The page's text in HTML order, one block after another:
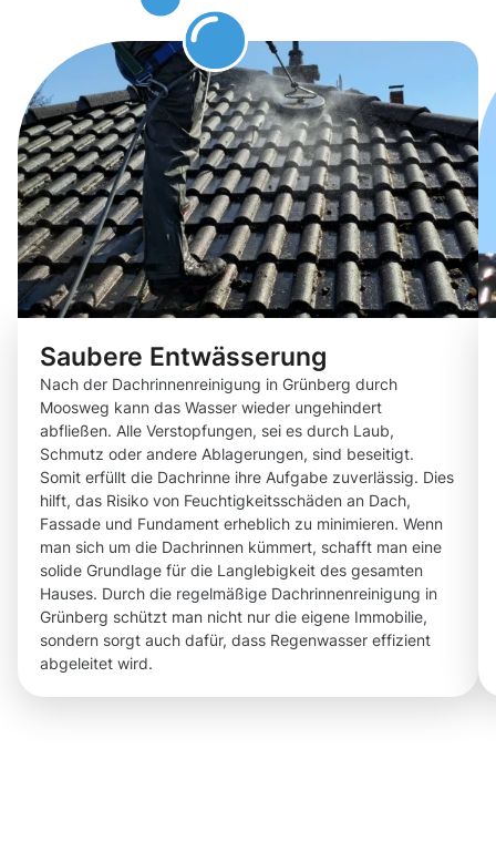
Saubere Entwässerung
Nach der Dachrinnenreinigung in Grünberg durch
Moosweg kann das Wasser wieder ungehindert
abfließen. Alle Verstopfungen, sei es durch Laub,
Schmutz oder andere Ablagerungen, sind beseitigt.
Somit erfüllt die Dachrinne ihre Aufgabe zuverlässig. Dies
hilft, das Risiko von Feuchtigkeitsschäden an Dach,
Fassade und Fundament erheblich zu minimieren. Wenn
man sich um die Dachrinnen kümmert, schafft man eine
solide Grundlage für die Langlebigkeit des gesamten
Hauses. Durch die regelmäßige Dachrinnenreinigung in
Grünberg schützt man nicht nur die eigene Immobilie,
sondern sorgt auch dafür, dass Regenwasser effizient
abgeleitet wird.